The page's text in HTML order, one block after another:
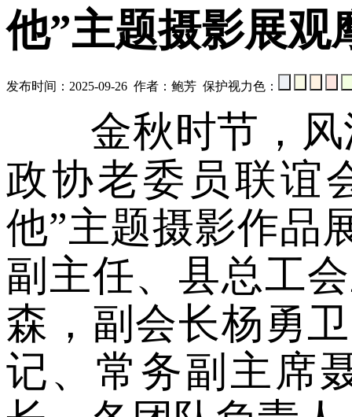
他”主题摄影展观
发布时间：2025-09-26 作者：鲍芳 保护视力色：
金秋时节，风
政协老委员联谊
他”主题摄影作品
副主任、县总工
森，副会长杨勇
记、常务副主席